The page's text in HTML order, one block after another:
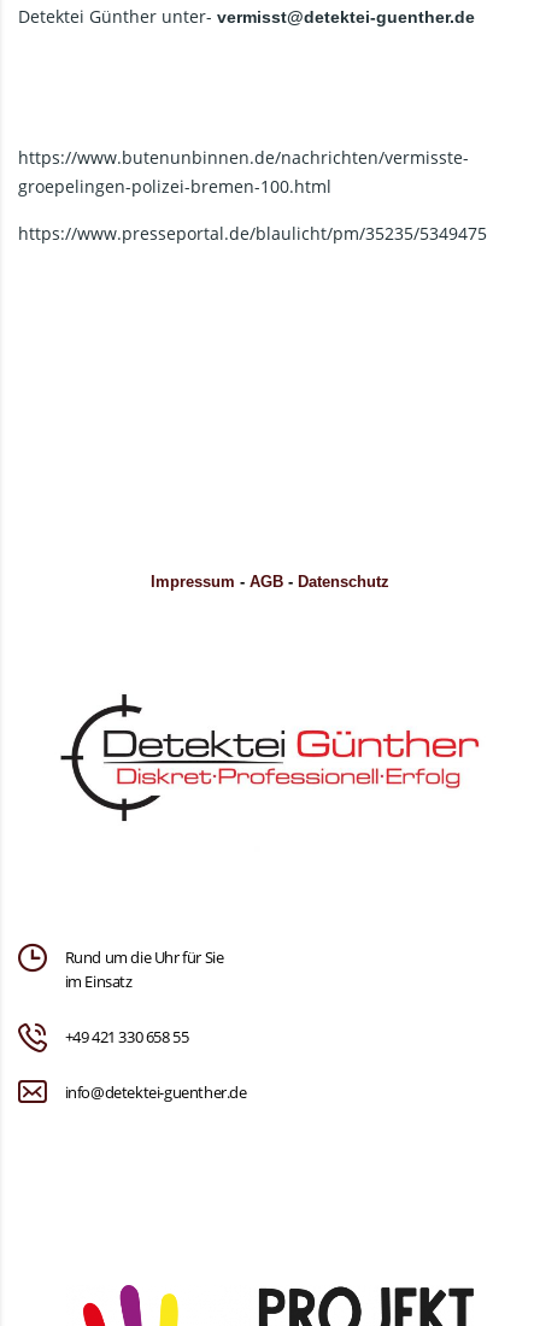
Detektei Günther unter- vermisst@detektei-guenther.de
https://www.butenunbinnen.de/nachrichten/vermisste-
groepelingen-polizei-bremen-100.html
https://www.presseportal.de/blaulicht/pm/35235/5349475
Impressum - AGB - Datenschutz
Rund um die Uhr für Sie
im Einsatz
+49 421 330 658 55
info@detektei-guenther.de